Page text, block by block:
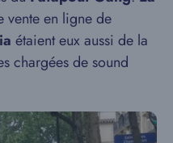
vente en ligne de
étaient eux aussi de la
chargées de sound